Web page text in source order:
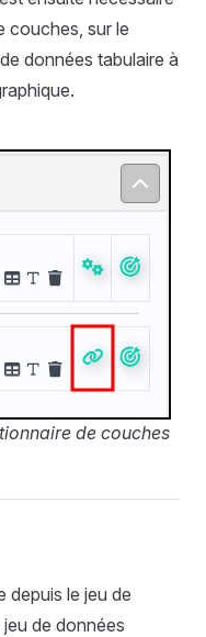
couches, sur le
données tabulaire à
de couches
depuis le jeu de
de données